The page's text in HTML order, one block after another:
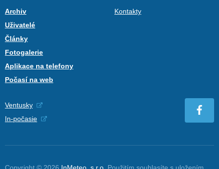
Archiv
Uživatelé
Články
Fotogalerie
Aplikace na telefony
Počasí na web
Kontakty
Ventusky
In-počasie
Copyright © 2026 InMeteo, s.r.o. Použitím souhlasíte s uložením